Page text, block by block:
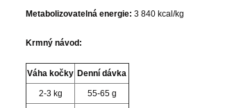
Metabolizovatelná energie: 3 840 kcal/kg
Krmný návod:
Váha kočky Denní dávka
2-3 kg 55-65 g